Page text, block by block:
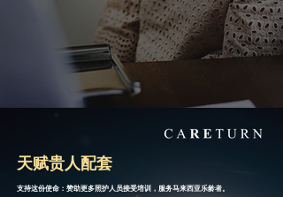
天赋贵人配套
支持这份使命：赞助更多照护人员接受培训，服务马来西亚乐龄者。